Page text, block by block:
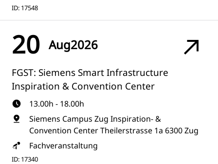
ID: 17548
20 Aug2026
FGST: Siemens Smart Infrastructure
Inspiration & Convention Center
13.00h - 18.00h
Siemens Campus Zug Inspiration- &
Convention Center Theilerstrasse 1a 6300 Zug
Fachveranstaltung
ID: 17340